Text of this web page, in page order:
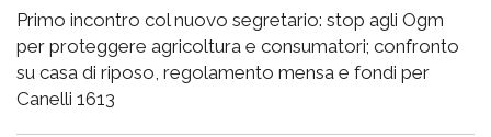
Primo incontro col nuovo segretario: stop agli Ogm
per proteggere agricoltura e consumatori; confronto
su casa di riposo, regolamento mensa e fondi per
Canelli 1613